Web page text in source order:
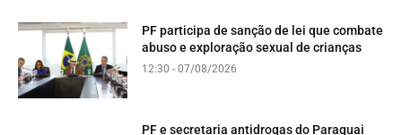
PF participa de sanção de lei que combate
abuso e exploração sexual de crianças
12:30 - 07/08/2026
PF e secretaria antidrogas do Paraguai